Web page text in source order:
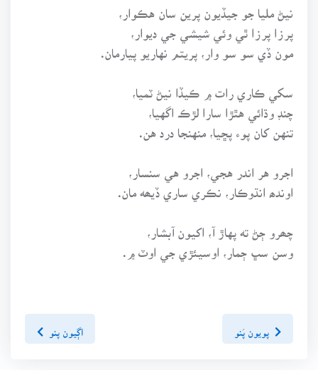
نيڻ مليا جو جيڏيون پرين سان هڪوار،
پرزا پرزا ٿي وئي شيشي جي ديوار،
مون ڏي سو سو وار، پريتم نهاريو پيارمان.
سکي ڪاري رات ۾ ڪيڏا نيڻ ٽميا،
چنڊ وڌائي هٿڙا سارا لڙڪ اگهيا،
تنهن کان پوء پڇيا، منهنجا درد هن.
اجرو هر اندر هجي، اجرو هي سنسار،
اوندھ انڌوڪار، نڪري ساري ڏيھه مان.
چھرو ڄڻ ته پهاڙ آ، اکيون آبشار،
وسن سڀ ڄمار، اوسيئڙي جي اوٽ ۾.
پويون پَنو اڳيون پنو